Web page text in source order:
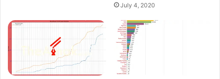
July 4, 2020